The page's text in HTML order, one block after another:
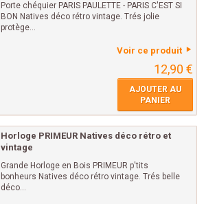
Porte chéquier PARIS PAULETTE - PARIS C'EST SI
BON Natives déco rétro vintage. Trés jolie
protège...
Voir ce produit
12,90 €
AJOUTER AU
PANIER
Horloge PRIMEUR Natives déco rétro et
vintage
Grande Horloge en Bois PRIMEUR p'tits
bonheurs Natives déco rétro vintage. Trés belle
déco...